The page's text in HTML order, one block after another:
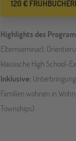
120 €
Highlights des
Elternseminar),
klassische High School-
Inklusive:
Familien wohnen in
Townships)